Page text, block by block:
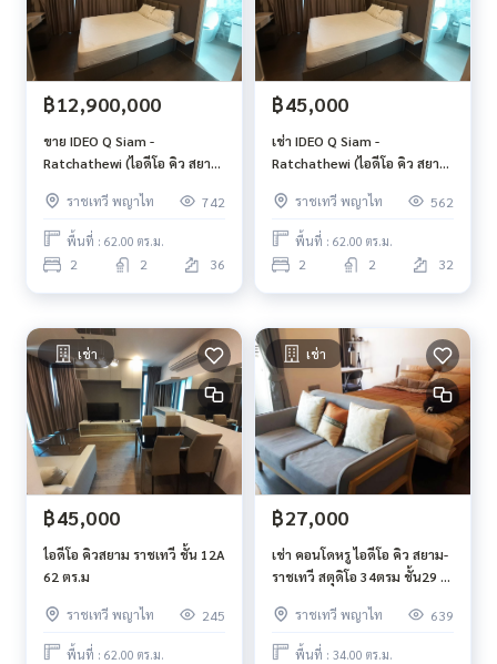
• รร.เตรียมอุดมศึกษา : 3 กม.
• รพ.ตำรวจ : 1.4 กม.
• BDMS Wellness Clinic : 2.4 กม.
• รพ.บำรุงราษฎร์ : 2.7 กม.
• สถานฑูตอินโดนีเซีย : 200 ม.
สิ่งอำนวยความสะดวก
• Private Lift
• Garden
• Social Club
• Fitness
• Steam & Sauna Room
• Sky Lounge
• Access Key Card
• รปภ & CCTV 24 ชั่วโมง
สนใจติดต่อสอบถามเพิ่มเติม
0645173795บอย
Line Baanlounge
฿12,900,000
ขาย IDEO Q Siam -
Ratchathewi (ไอดีโอ คิว สยาม
นอน 2 ห้องน้ำ
ราชเทวี พญาไท 742
พื้นที่ : 62.00 ตร.ม.
2 2 36
฿45,000
เช่า IDEO Q Siam -
Ratchathewi (ไอดีโอ คิว สยาม
นอน 2 ห้องน้ำ
ราชเทวี พญาไท 562
พื้นที่ : 62.00 ตร.ม.
2 2 32
เช่า
฿45,000
ไอดีโอ คิวสยาม ราชเทวี ชั้น 12A
62 ตร.ม
ราชเทวี พญาไท 245
พื้นที่ : 62.00 ตร.ม.
เช่า
฿27,000
เช่า คอนโดหรู ไอดีโอ คิว สยาม-
ราชเทวี สตุดิโอ 34ตรม ชั้น29 บี
วิวตึกใบหยก
ราชเทวี พญาไท 639
พื้นที่ : 34.00 ตร.ม.